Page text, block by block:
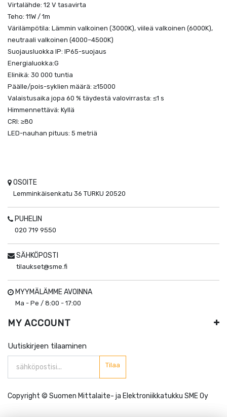
Virtalähde: 12 V tasavirta
Teho: 11W / 1m
Värilämpötila: Lämmin valkoinen (3000K), viileä valkoinen (6000K),
neutraali valkoinen (4000–4500K)
Suojausluokka IP: IP65-suojaus
Energialuokka:G
Elinikä: 30 000 tuntia
Päälle/pois-syklien määrä: ≥15000
Valaistusaika jopa 60 % täydestä valovirrasta: ≤1 s
Himmennettävä: Kyllä
CRI: ≥80
LED-nauhan pituus: 5 metriä
OSOITE
Lemminkäisenkatu 36 TURKU 20520
PUHELIN
020 719 9550
SÄHKÖPOSTI
tilaukset@sme.fi
MYYMÄLÄMME AVOINNA
Ma - Pe / 8:00 - 17:00
MY ACCOUNT
Uutiskirjeen tilaaminen
Tilaa
Copyright © Suomen Mittalaite- ja Elektroniikkatukku SME Oy